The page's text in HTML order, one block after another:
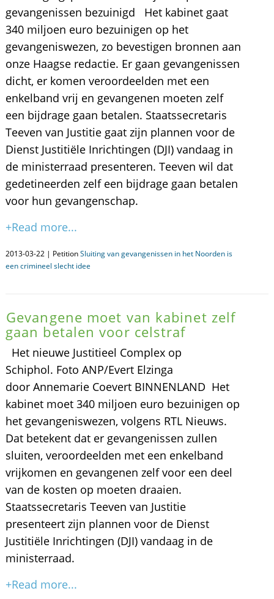
gevangenissen bezuinigd Het kabinet gaat
340 miljoen euro bezuinigen op het
gevangeniswezen, zo bevestigen bronnen aan
onze Haagse redactie. Er gaan gevangenissen
dicht, er komen veroordeelden met een
enkelband vrij en gevangenen moeten zelf
een bijdrage gaan betalen. Staatssecretaris
Teeven van Justitie gaat zijn plannen voor de
Dienst Justitiële Inrichtingen (DJI) vandaag in
de ministerraad presenteren. Teeven wil dat
gedetineerden zelf een bijdrage gaan betalen
voor hun gevangenschap.
+Read more...
2013-03-22 | PetitionSluiting van gevangenissen in het Noorden is
een crimineel slecht idee
Gevangene moet van kabinet zelf
gaan betalen voor celstraf
Het nieuwe Justitieel Complex op
Schiphol. Foto ANP/Evert Elzinga
door Annemarie Coevert BINNENLAND Het
kabinet moet 340 miljoen euro bezuinigen op
het gevangeniswezen, volgens RTL Nieuws.
Dat betekent dat er gevangenissen zullen
sluiten, veroordeelden met een enkelband
vrijkomen en gevangenen zelf voor een deel
van de kosten op moeten draaien.
Staatssecretaris Teeven van Justitie
presenteert zijn plannen voor de Dienst
Justitiële Inrichtingen (DJI) vandaag in de
ministerraad.
+Read more...